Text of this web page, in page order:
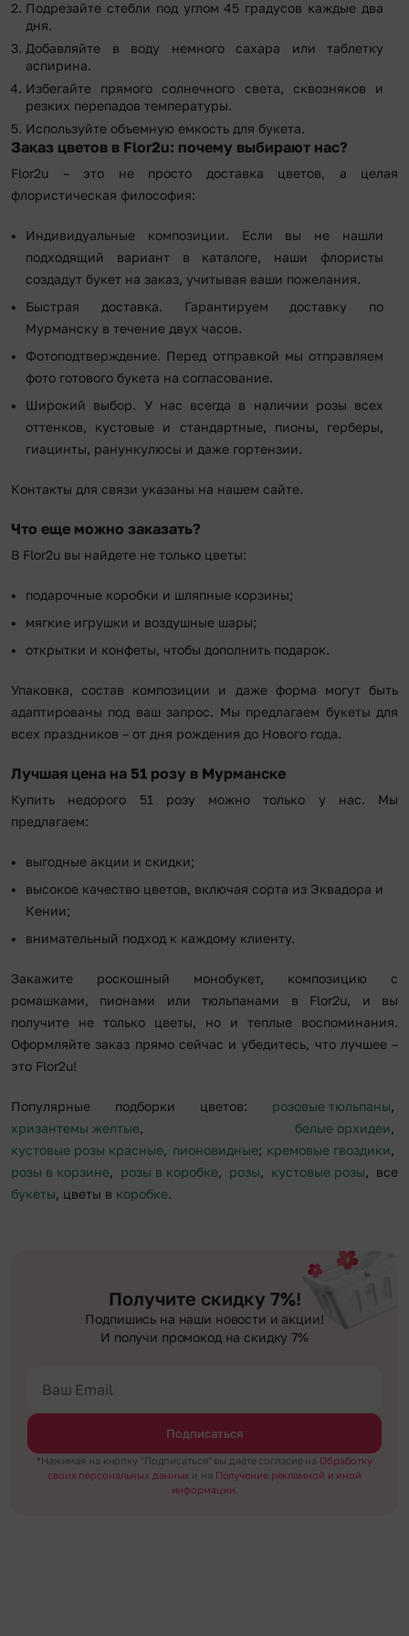
Подрезайте стебли под углом 45 градусов каждые два
дня.
Добавляйте в воду немного сахара или таблетку
аспирина.
Избегайте прямого солнечного света, сквозняков и
резких перепадов температуры.
Используйте объемную емкость для букета.
Заказ цветов в Flor2u: почему выбирают нас?
Flor2u – это не просто доставка цветов, а целая
флористическая философия:
Индивидуальные композиции. Если вы не нашли
подходящий вариант в каталоге, наши флористы
создадут букет на заказ, учитывая ваши пожелания.
Быстрая доставка. Гарантируем доставку по
Мурманску в течение двух часов.
Фотоподтверждение. Перед отправкой мы отправляем
фото готового букета на согласование.
Широкий выбор. У нас всегда в наличии розы всех
оттенков, кустовые и стандартные, пионы, герберы,
гиацинты, ранункулюсы и даже гортензии.
Контакты для связи указаны на нашем сайте.
Что еще можно заказать?
В Flor2u вы найдете не только цветы:
подарочные коробки и шляпные корзины;
мягкие игрушки и воздушные шары;
открытки и конфеты, чтобы дополнить подарок.
Упаковка, состав композиции и даже форма могут быть
адаптированы под ваш запрос. Мы предлагаем букеты для
всех праздников – от дня рождения до Нового года.
Лучшая цена на 51 розу в Мурманске
Купить недорого 51 розу можно только у нас. Мы
предлагаем:
выгодные акции и скидки;
высокое качество цветов, включая сорта из Эквадора и
Кении;
внимательный подход к каждому клиенту.
Закажите роскошный монобукет, композицию с
ромашками, пионами или тюльпанами в Flor2u, и вы
получите не только цветы, но и теплые воспоминания.
Оформляйте заказ прямо сейчас и убедитесь, что лучшее –
это Flor2u!
Популярные подборки цветов: розовые тюльпаны,
хризантемы желтые, белые орхидеи,
кустовые розы красные, пионовидные; кремовые гвоздики,
розы в корзине, розы в коробке, розы, кустовые розы, все
букеты, цветы в коробке.
Получите скидку 7%!
Подпишись на наши новости и акции!
И получи промокод на скидку 7%
Подписаться
*Нажимая на кнопку "Подписаться" вы даёте согласие на Обработку
своих персональных данных и на Получение рекламной и иной
информации.